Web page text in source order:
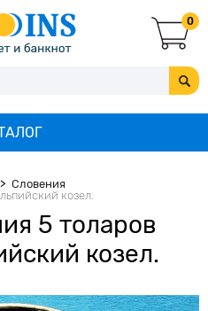
0
Словения
козел.
5 толаров
козел.